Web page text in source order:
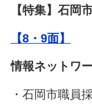
【特集】石岡
【8・9面】
情報ネットワ
・石岡市職員